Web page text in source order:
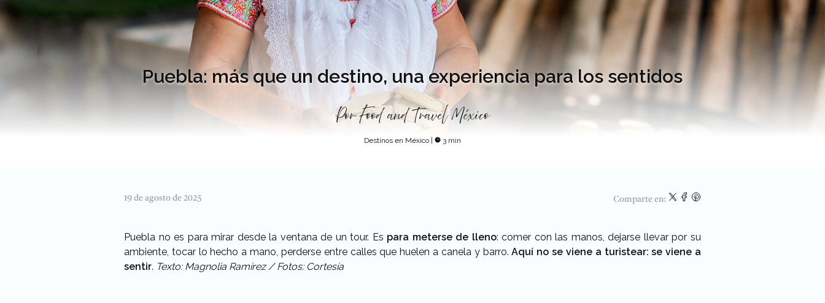
Puebla: más que un destino, una experiencia para los sentidos
PorFood and Travel México
Destinos en México | 3 min
19 de agosto de 2025 Comparte en:
Puebla no es para mirar desde la ventana de un tour. Es para meterse de lleno: comer con las manos, dejarse llevar por su
ambiente, tocar lo hecho a mano, perderse entre calles que huelen a canela y barro.Aquí no se viene a turistear: se viene a
sentir. Texto: Magnolia Ramírez /Fotos: Cortesía